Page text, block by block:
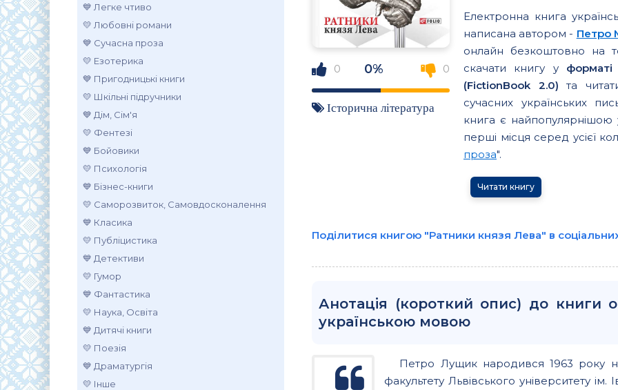
💙 Легке чтиво
💛 Любовні романи
💙 Сучасна проза
💛 Езотерика
💙 Пригодницькі книги
💛 Шкільні підручники
💙 Дім, Сім'я
💛 Фентезі
💙 Бойовики
💛 Психологія
💙 Бізнес-книги
💛 Саморозвиток, Самовдосконалення
💙 Класика
💛 Публіцистика
💙 Детективи
💛 Гумор
💙 Фантастика
💛 Наука, Освіта
💙 Дитячі книги
💛 Поезія
💙 Драматургія
💛 Інше
0 0% 0
Історична література
Електронна книга
написана автором - Петро
онлайн безкоштовно на
скачати книгу у
(FictionBook 2.0) та
сучасних українських
книга є найпопулярнішою
перші місця серед усієї
проза".
Читати книгу
Поділитися книгою "Ратники князя Лева" в
Анотація (короткий опис) до книги
українською мовою
Петро Лущик народився 1963 року
факультету Львівського університету